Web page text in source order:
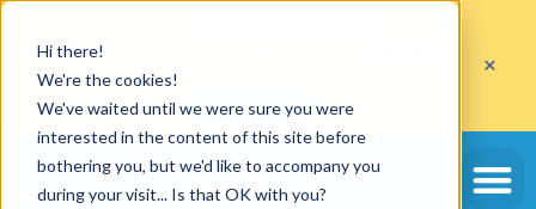
Hi there!
We're the cookies!
We've waited until we were sure you were
interested in the content of this site before
bothering you, but we'd like to accompany you
during your visit... Is that OK with you?
sur l'ouverture d'un compte avec le code
jusqu'au 30/09/2026*
J'en profite
×